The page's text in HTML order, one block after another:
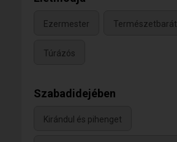
Ezermester Természetbarát
Túrázós
Szabadidejében
Kirándul és pihenget